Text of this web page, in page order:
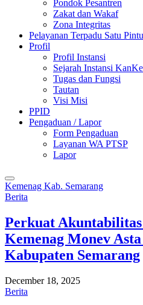
Pondok Pesantren
Zakat dan Wakaf
Zona Integritas
Pelayanan Terpadu Satu Pintu
Profil
Profil Instansi
Sejarah Instansi
Tugas dan Fungsi
Tautan
Visi Misi
PPID
Pengaduan / Lapor
Form Pengaduan
Layanan WA PTSP
Lapor
Kemenag Kab. Semarang
Berita
Perkuat
Kemenag Monev
Kabupaten Semarang
December 18, 2025
Berita